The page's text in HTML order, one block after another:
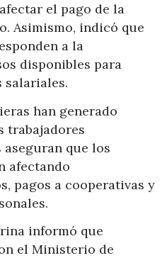
el pago de la
Asimismo, indicó que
a la
disponibles para
han generado
trabajadores
que los
afectando
pagos a cooperativas y
informó que
el Ministerio de